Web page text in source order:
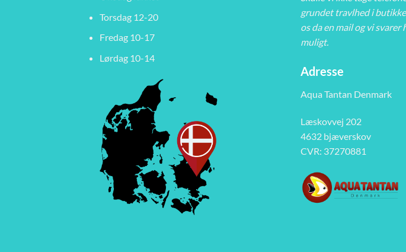
Torsdag 12-20
Fredag 10-17
Lørdag 10-14
grundet travlhed i
os da en mail og vi svarer
muligt.
Adresse
Aqua Tantan Denmark
Læskovvej 202
4632 bjæverskov
CVR: 37270881